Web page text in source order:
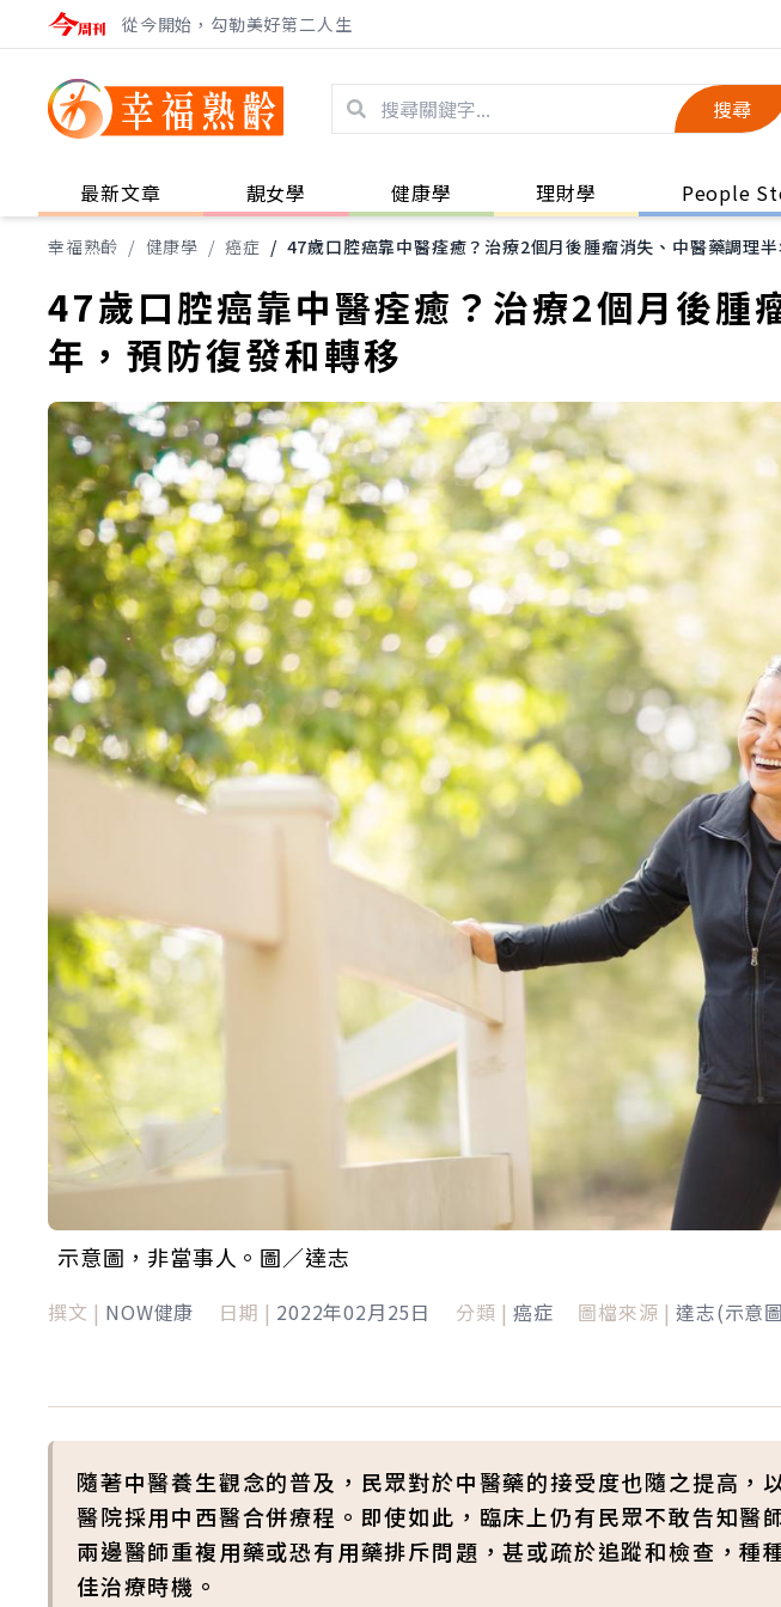
從今開始，勾勒美好第二人生
搜尋
最新文章 靚女學 健康學 理財學 People
幸福熟齡 / 健康學 / 癌症 / 47歲口腔癌靠中醫痊癒？治療2個月後腫瘤消失、中醫藥調理
47歲口腔癌靠中醫痊癒？治療2個月後腫
年，預防復發和轉移
示意圖，非當事人。圖／達志
撰文 | NOW健康 日期 | 2022年02月25日 分類 | 癌症 圖檔來源 | 達志(示意
隨著中醫養生觀念的普及，民眾對於中醫藥的接受度也隨之提高，
醫院採用中西醫合併療程。即使如此，臨床上仍有民眾不敢告知醫
兩邊醫師重複用藥或恐有用藥排斥問題，甚或疏於追蹤和檢查，種
佳治療時機。